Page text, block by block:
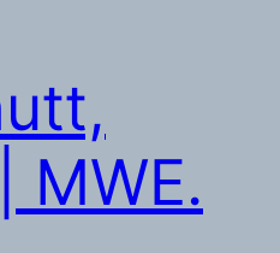
MWE.